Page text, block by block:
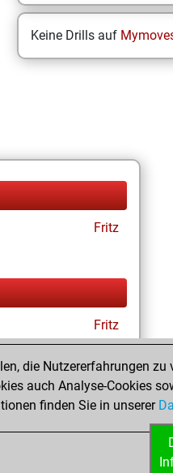
Keine Drills auf
Fritz
Fritz
die Nutzererfahrungen zu
auch Analyse-Cookies
finden Sie in unserer